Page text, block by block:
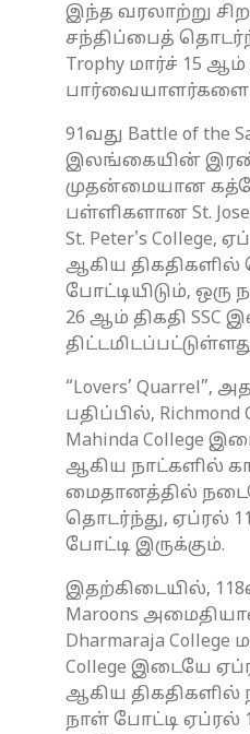
இந்த வரலாற்று
சந்திப்பைத்
Trophy மார்ச் 15 ஆம்
பார்வையாளர்களை
91வது Battle of the
இலங்கையின்
முதன்மையான
பள்ளிகளான St.
St. Peter's College,
ஆகிய திகதிகளில்
போட்டியிடும், ஒரு
26 ஆம் திகதி SSC
“Lovers’ Quarrel”,
பதிப்பில், Richmond
Mahinda College
ஆகிய நாட்களில்
மைதானத்தில்
தொடர்ந்து, ஏப்ரல்
போட்டி இருக்கும்.
இதற்கிடையில்,
Maroons
Dharmaraja College
College இடையே
ஆகிய திகதிகளில்
நாள் போட்டி ஏப்ரல்